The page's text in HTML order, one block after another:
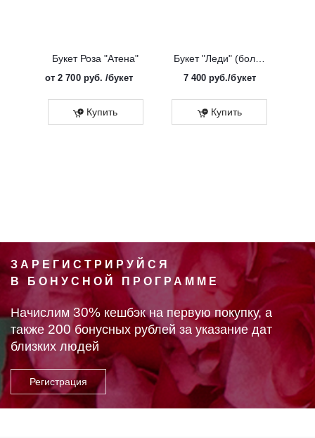
Букет Роза "Атена"
от2 700 руб. /букет
Купить
Букет "Леди" (большой)
7 400 руб./букет
Купить
ЗАРЕГИСТРИРУЙСЯ
В БОНУСНОЙ ПРОГРАММЕ
Начислим 30% кешбэк на первую покупку, а
также 200 бонусных рублей за указание дат
близких людей